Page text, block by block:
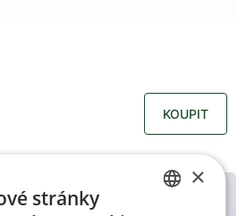
KOUPIT
×
stránky